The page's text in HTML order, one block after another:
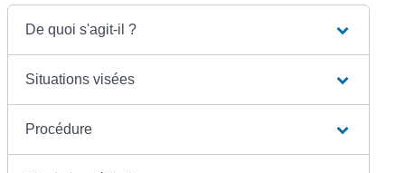
De quoi s'agit-il ?
Situations visées
Procédure